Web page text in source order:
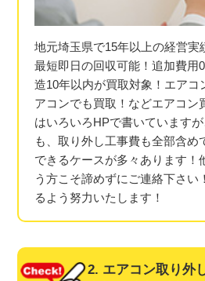
地元埼玉県で15年以上の経営実
最短即日の回収可能！追加費用
造10年以内が買取対象！エアコ
アコンでも買取！などエアコン
はいろいろHPで書いています
も、取り外し工事費も全部含め
できるケースが多々あります！
う方こそ諦めずにご連絡下さい
るよう努力いたします！
2. エアコン取り外